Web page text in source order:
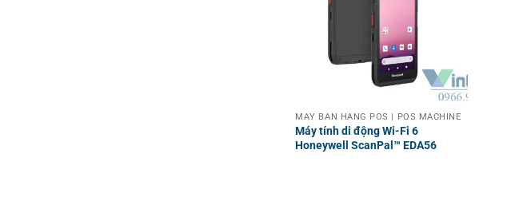
MÁY BÁN HÀNG POS | POS MACHINE
Máy tính di động Wi-Fi 6
Honeywell ScanPal™ EDA56